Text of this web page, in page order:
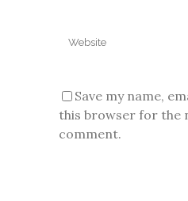
Save my name,
this browser for the
comment.